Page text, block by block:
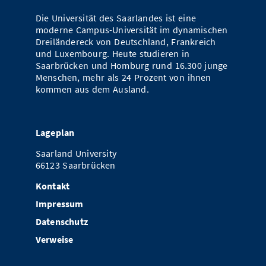
Vom Studium in den Beruf
Study Scheduler
Bibliothek
Open Science/Open Access
Start-ups
IT-Themenabend
Ranking
Zahlen & Fakten
Preise, Auszeichnungen und Förderungen
Kontakt
SIC Merchandise
SIC Podcast
Anfahrt
AnsprechpartnerInnen, Personen, Forschungsgruppen
Termine, Vorträge und Veranstaltungen
Die Universität des Saarlandes ist eine
moderne Campus-Universität im dynamischen
Dreiländereck von Deutschland, Frankreich
und Luxembourg. Heute studieren in
Saarbrücken und Homburg rund 16.300 junge
Menschen, mehr als 24 Prozent von ihnen
kommen aus dem Ausland.
Lageplan
Saarland University
66123 Saarbrücken
Kontakt
Impressum
Datenschutz
Verweise